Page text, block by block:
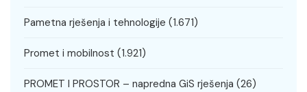
Pametna rješenja i tehnologije (1.671)
Promet i mobilnost (1.921)
PROMET I PROSTOR – napredna GiS rješenja (26)